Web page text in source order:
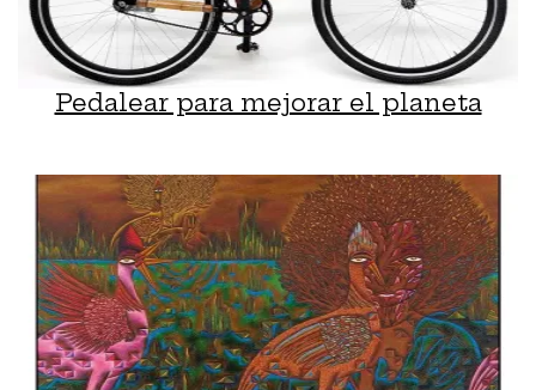
Pedalear para mejorar el planeta